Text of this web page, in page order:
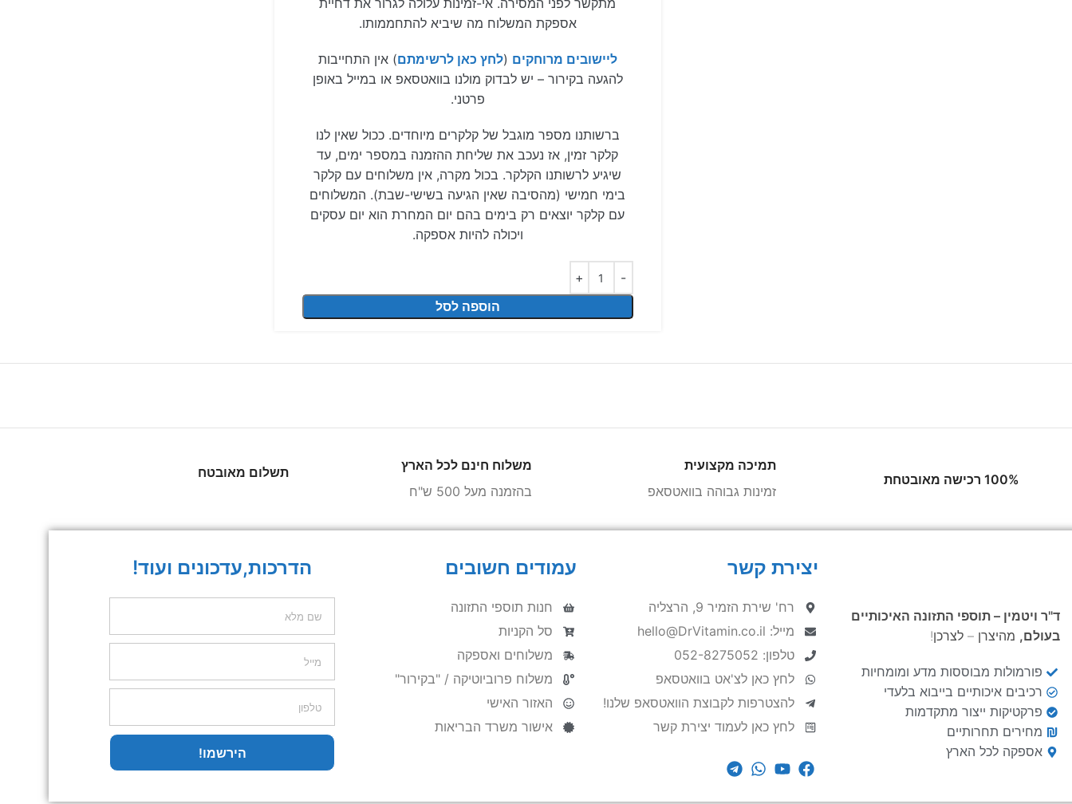
מתקשר לפני המסירה. אי-זמינות עלולה לגרור את דחיית
אספקת המשלוח מה שיביא להתחממותו.
ליישובים מרוחקים (לחץ כאן לרשימתם) אין התחייבות
להגעה בקירור – יש לבדוק מולנו בוואטסאפ או במייל באופן
פרטני.
ברשותנו מספר מוגבל של קלקרים מיוחדים. ככול שאין לנו
קלקר זמין, אז נעכב את שליחת ההזמנה במספר ימים, עד
שיגיע לרשותנו הקלקר. בכול מקרה, אין משלוחים עם קלקר
בימי חמישי (מהסיבה שאין הגיעה בשישי-שבת). המשלוחים
עם קלקר יוצאים רק בימים בהם יום המחרת הוא יום עסקים
ויכולה להיות אספקה.
הוספה לסל
100% רכישה מאובטחת
תמיכה מקצועית
זמינות גבוהה בוואטסאפ
משלוח חינם לכל הארץ
בהזמנה מעל 500 ש"ח
תשלום מאובטח
ד"ר ויטמין – תוספי התזונה האיכותיים
בעולם, מהיצרן – לצרכן!
פורמולות מבוססות מדע ומומחיות
רכיבים איכותיים בייבוא בלעדי
פרקטיקות ייצור מתקדמות
מחירים תחרותיים
אספקה לכל הארץ
יצירת קשר
רח' שירת הזמיר 9, הרצליה
מייל: hello@DrVitamin.co.il
טלפון: 052-8275052
לחץ כאן לצ'אט בוואטסאפ
להצטרפות לקבוצת הוואטסאפ שלנו!
לחץ כאן לעמוד יצירת קשר
עמודים חשובים
חנות תוספי התזונה
סל הקניות
משלוחים ואספקה
משלוח פרוביוטיקה / "בקירור"
האזור האישי
אישור משרד הבריאות
הדרכות,עדכונים ועוד!
הירשמו!